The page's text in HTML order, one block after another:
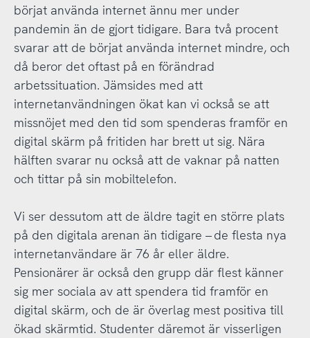
börjat använda internet ännu mer under
pandemin än de gjort tidigare. Bara två procent
svarar att de börjat använda internet mindre, och
då beror det oftast på en förändrad
arbetssituation. Jämsides med att
internetanvändningen ökat kan vi också se att
missnöjet med den tid som spenderas framför en
digital skärm på fritiden har brett ut sig. Nära
hälften svarar nu också att de vaknar på natten
och tittar på sin mobiltelefon.
Vi ser dessutom att de äldre tagit en större plats
på den digitala arenan än tidigare – de flesta nya
internetanvändare är 76 år eller äldre.
Pensionärer är också den grupp där flest känner
sig mer sociala av att spendera tid framför en
digital skärm, och de är överlag mest positiva till
ökad skärmtid. Studenter däremot är visserligen